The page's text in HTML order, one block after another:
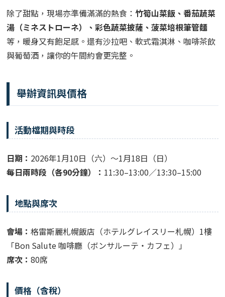
除了甜點，現場亦準備滿滿的熱食：竹筍山菜飯、番茄蔬菜
湯（ミネストローネ）、彩色蔬菜披薩、菠菜培根筆管麵
等，暖身又有飽足感。還有沙拉吧、軟式霜淇淋、咖啡茶飲
與葡萄酒，讓你的午間約會更完整。
舉辦資訊與價格
活動檔期與時段
日期： 2026年1月10日（六）～1月18日（日）
每日兩時段（各90分鐘）： 11:30–13:00／13:30–15:00
地點與席次
會場：格雷斯麗札幌飯店（ホテルグレイスリー札幌）1樓
「Bon Salute 咖啡廳（ボンサルーテ・カフェ）」
席次：80席
價格（含稅）